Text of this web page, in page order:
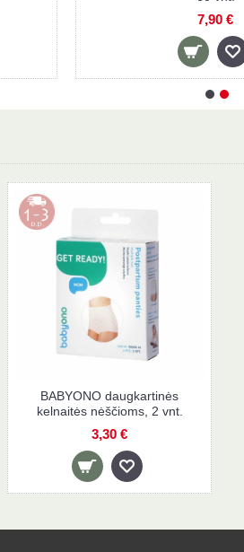
3,50 €
BABYONO daugkartinės
kelnaitės nėščioms, 2 vnt.
3,30 €